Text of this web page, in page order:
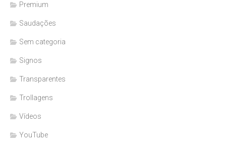
Premium
Saudações
Sem categoria
Signos
Transparentes
Trollagens
Vídeos
YouTube